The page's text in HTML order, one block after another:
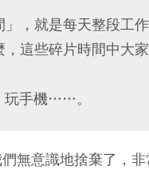
」，就是每天整段工
這些碎片時間中大
玩手機……。
無意識地捨棄了，非